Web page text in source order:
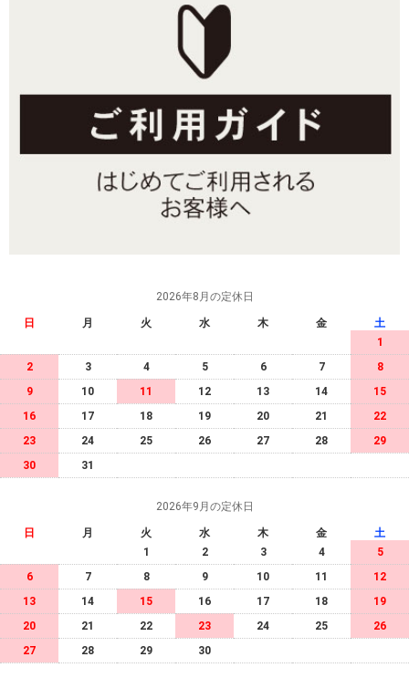
2026年8月の定休日
日 月 火 水 木 金
土
1
2
3 4 5 6 7
8
9
10 11 12 13 14
15
16
17 18 19 20 21
22
23
24 25 26 27 28
29
30
31
2026年9月の定休日
日 月 火 水 木 金
土
1
2 3 4
5
6
7 8 9 10 11
12
13
14 15 16 17 18
19
20
21 22 23 24 25
26
27
28 29 30